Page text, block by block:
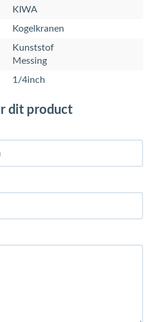
KIWA
Kogelkranen
Kunststof
Messing
1/4inch
dit product